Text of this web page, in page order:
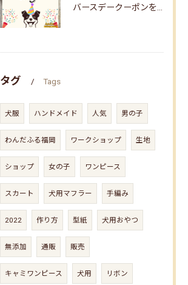
バースデークーポンをお届けしました☆
タグ Tags
犬服 ハンドメイド 人気 男の子
わんだふる福岡 ワークショップ 生地
ショップ 女の子 ワンピース
スカート 犬用マフラー 手編み
2022 作り方 型紙 犬用おやつ
無添加 通販 販売
キャミワンピース 犬用 リボン